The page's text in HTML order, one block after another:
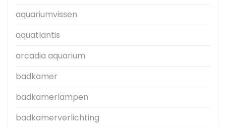
aquariumvissen
aquatlantis
arcadia aquarium
badkamer
badkamerlampen
badkamerverlichting